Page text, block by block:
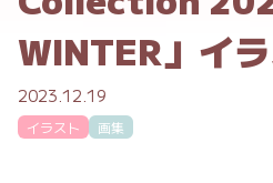
WINTER」イ
2023.12.19
イラスト 画集